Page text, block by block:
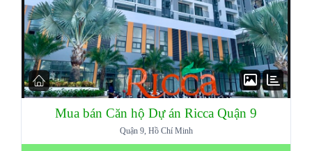
Mua bán Căn hộ Dự án Ricca Quận 9
Quận 9, Hồ Chí Minh